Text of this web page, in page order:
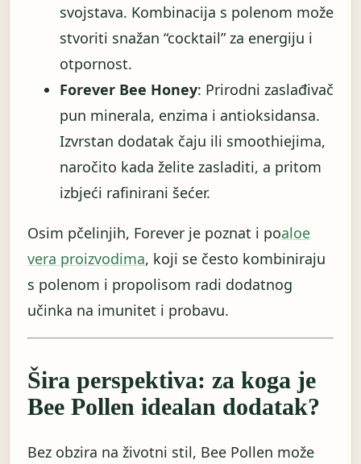
svojstava. Kombinacija s polenom može
stvoriti snažan “cocktail” za energiju i
otpornost.
Forever Bee Honey: Prirodni zaslađivač
pun minerala, enzima i antioksidansa.
Izvrstan dodatak čaju ili smoothiejima,
naročito kada želite zasladiti, a pritom
izbjeći rafinirani šećer.
Osim pčelinjih, Forever je poznat i poaloe
vera proizvodima, koji se često kombiniraju
s polenom i propolisom radi dodatnog
učinka na imunitet i probavu.
Šira perspektiva: za koga je
Bee Pollen idealan dodatak?
Bez obzira na životni stil, Bee Pollen može